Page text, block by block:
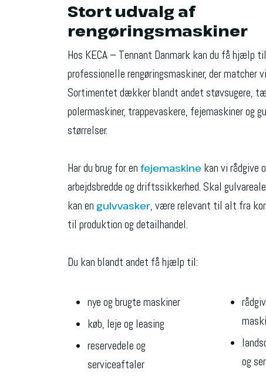
Stort udvalg af
rengøringsmaskiner
Hos KECA – Tennant Danmark kan du få hjælp
professionelle rengøringsmaskiner, der matcher
Sortimentet dækker blandt andet støvsugere,
polermaskiner, trappevaskere, fejemaskiner og
størrelser.
Har du brug for en fejemaskine kan vi rådgive
arbejdsbredde og driftssikkerhed. Skal
kan en gulvvasker, være relevant til alt fra
til produktion og detailhandel.
Du kan blandt andet få hjælp til:
​nye og brugte maskiner
​køb, leje og leasing
​reservedele og
serviceaftaler
og